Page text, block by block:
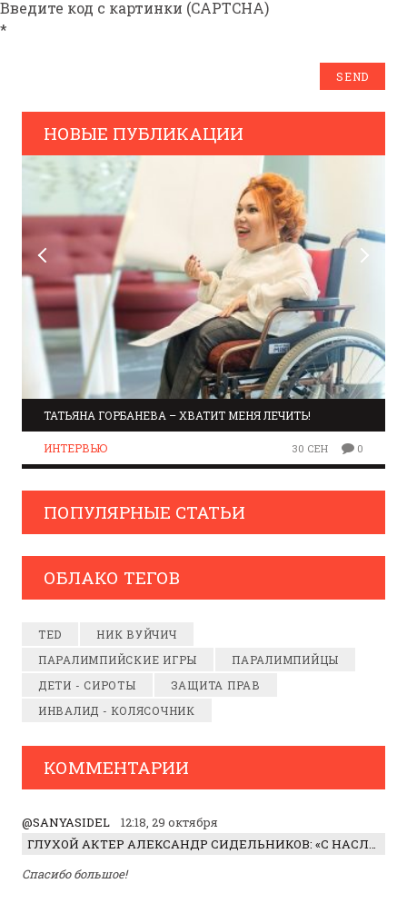
Введите код с картинки (CAPTCHA)
*
НОВЫЕ ПУБЛИКАЦИИ
ТАТЬЯНА ГОРБАНЕВА – ХВАТИТ МЕНЯ ЛЕЧИТЬ!
ИНТЕРВЬЮ 30 СЕН 0
ПОПУЛЯРНЫЕ СТАТЬИ
ОБЛАКО ТЕГОВ
TED
НИК ВУЙЧИЧ
ПАРАЛИМПИЙСКИЕ ИГРЫ
ПАРАЛИМПИЙЦЫ
ДЕТИ - СИРОТЫ
ЗАЩИТА ПРАВ
ИНВАЛИД - КОЛЯСОЧНИК
КОММЕНТАРИИ
@SANYASIDEL
12:18, 29 октября
ГЛУХОЙ АКТЕР АЛЕКСАНДР СИДЕЛЬНИКОВ: «С НАСЛАЖДЕНИЕМ ИГРАЛ ОТРИЦАТЕЛЬНОГО ГЕРОЯ!»
Спасибо большое!